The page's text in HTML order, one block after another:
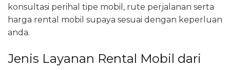
konsultasi perihal tipe mobil, rute perjalanan serta
harga rental mobil supaya sesuai dengan keperluan
anda.
Jenis Layanan Rental Mobil dari